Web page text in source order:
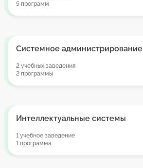
5 программ
Системное администрирование
2 учебных заведения
2 программы
Интеллектуальные системы
1 учебное заведение
1 программа